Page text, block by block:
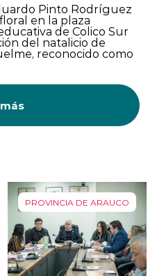
Pinto Rodríguez
en la plaza
de Colico Sur
del natalicio de
reconocido como
PROVINCIA DE ARAUCO